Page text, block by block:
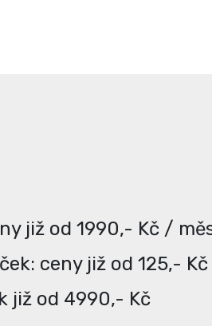
již od 1990,- Kč /
ceny již od 125,-
již od 4990,- Kč